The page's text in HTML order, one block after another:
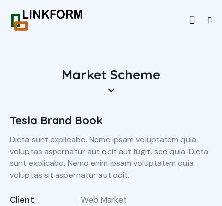
Market Scheme
Tesla Brand Book
Dicta sunt explicabo. Nemo ipsam voluptatem quia
voluptas aspernatur aut odit aut fugit, sed quia. Dicta
sunt explicabo. Nemo enim ipsam voluptatem quia
voluptas sit aspernatur aut odit.
Client
Web Market